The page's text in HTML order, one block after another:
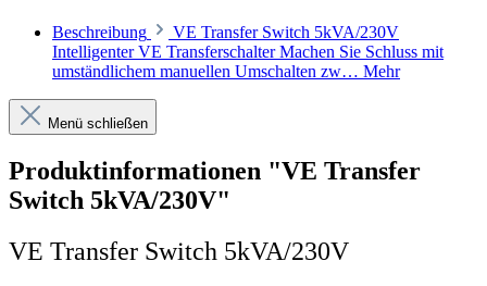
Beschreibung
VE Transfer Switch 5kVA/230V
Intelligenter VE Transferschalter Machen Sie Schluss mit
umständlichem manuellen Umschalten zw… Mehr
Menü schließen
Produktinformationen "VE Transfer
Switch 5kVA/230V"
VE Transfer Switch 5kVA/230V